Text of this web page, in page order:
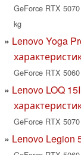
GeForce RTX
kg
Lenovo Yoga
GeForce RTX
Lenovo LOQ
GeForce RTX
Lenovo Legion